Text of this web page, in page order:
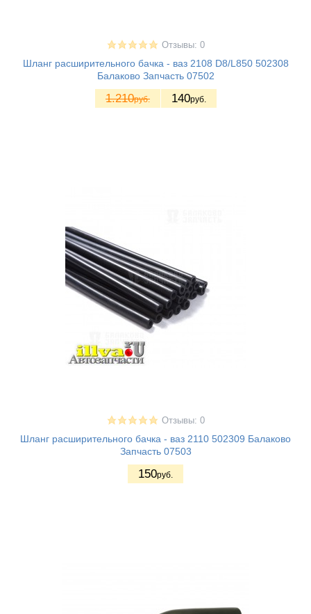
Отзывы: 0
Шланг расширительного бачка - ваз 2108 D8/L850 502308
Балаково Запчасть 07502
1.210руб. 140руб.
Отзывы: 0
Шланг расширительного бачка - ваз 2110 502309 Балаково
Запчасть 07503
150руб.